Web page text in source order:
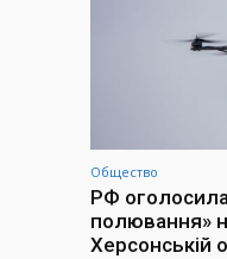
Общество
РФ
полювання»
Херсонській